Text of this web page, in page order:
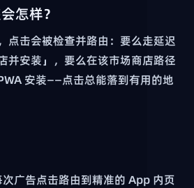
怎样？
点击会被检查并路由：要么走延迟
并安装」，要么在该市场商店路径
安装——点击总能落到有用的地
次广告点击路由到精准的 App 内页